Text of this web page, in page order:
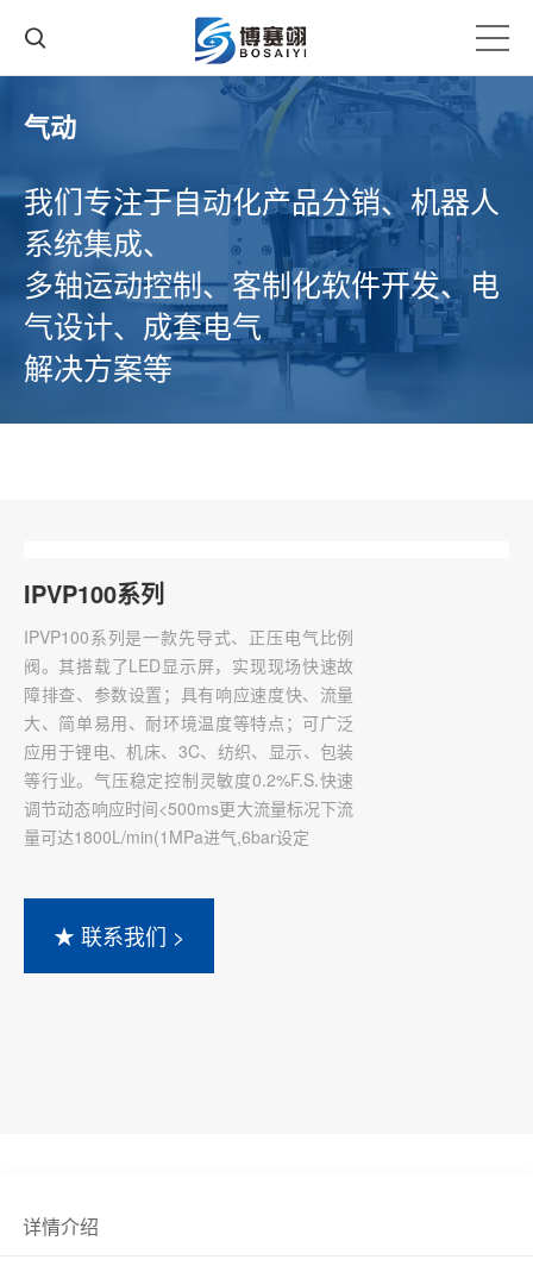
气动
我们专注于自动化产品分销、机器人
系统集成、
多轴运动控制、客制化软件开发、电
气设计、成套电气
解决方案等
IPVP100系列
IPVP100系列是一款先导式、正压电气比例
阀。其搭载了LED显示屏，实现现场快速故
障排查、参数设置；具有响应速度快、流量
大、简单易用、耐环境温度等特点；可广泛
应用于锂电、机床、3C、纺织、显示、包装
等行业。气压稳定控制灵敏度0.2%F.S.快速
调节动态响应时间<500ms更大流量标况下流
量可达1800L/min(1MPa进气,6bar设定
★ 联系我们 >
详情介绍